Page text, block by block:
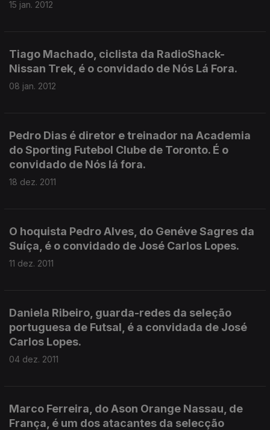
15 jan. 2012
Tiago Machado, ciclista da RadioShack-
Nissan Trek, é o convidado de Nós Lá Fora.
08 jan. 2012
Pedro Dias é diretor e treinador na Academia
do Sporting Futebol Clube de Toronto. É o
convidado de Nós lá fora.
18 dez. 2011
O hoquista Pedro Alves, do Genéve Sagres da
Suíça, é o convidado de José Carlos Lopes.
11 dez. 2011
Daniela Ribeiro, guarda-redes da seleção
portuguesa de Futsal, é a convidada de José
Carlos Lopes.
04 dez. 2011
Marco Ferreira, do Ason Orange Nassau, de
França, é um dos atacantes da selecção